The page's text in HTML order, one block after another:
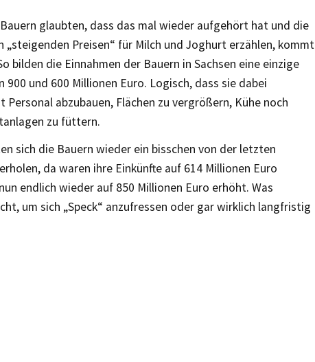
glaubten, dass das mal wieder aufgehört hat und die
Preisen“ für Milch und Joghurt erzählen, kommt
bilden die Einnahmen der Bauern in Sachsen eine einzige
900 und 600 Millionen Euro. Logisch, dass sie dabei
Personal abzubauen, Flächen zu vergrößern, Kühe noch
zu füttern.
sich die Bauern wieder ein bisschen von der letzten
da waren ihre Einkünfte auf 614 Millionen Euro
endlich wieder auf 850 Millionen Euro erhöht. Was
um sich „Speck“ anzufressen oder gar wirklich langfristig